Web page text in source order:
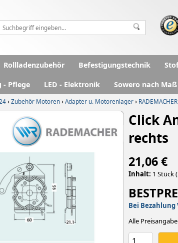
Rollladenzubehör Befestigungstechnik
- Pflege LED - Elektronik Sowero nach Maß
›Zubehör Motoren›Adapter u. Motorenlager›
Click
rechts
21,06 €
Inhalt: 1 Stück
Bei Bezahlung
Alle